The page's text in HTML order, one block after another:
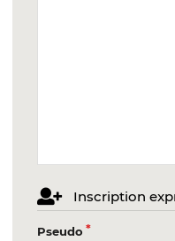
Inscription
Pseudo